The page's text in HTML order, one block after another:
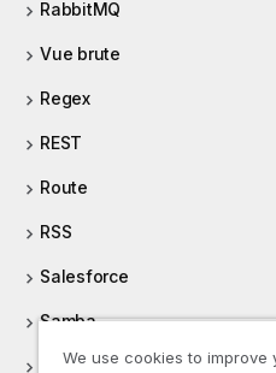
RabbitMQ
Vue brute
Regex
REST
Route
RSS
Salesforce
Samba
SAPWe use cookies to